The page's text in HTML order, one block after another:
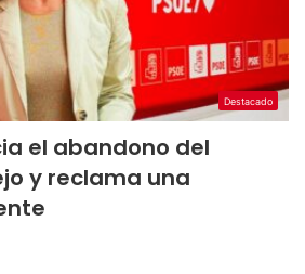
Destacado
el abandono del
y reclama una